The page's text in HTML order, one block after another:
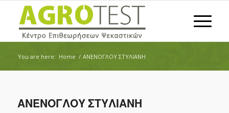
You are here: Home / ΑΝΕΝΟΓΛΟΥ ΣΤΥΛΙΑΝΗ
ΑΝΕΝΟΓΛΟΥ ΣΤΥΛΙΑΝΗ